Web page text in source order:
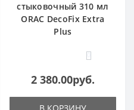
стыковочный 310 мл
ORAC DecoFix Extra
Plus
0
2 380.00руб.